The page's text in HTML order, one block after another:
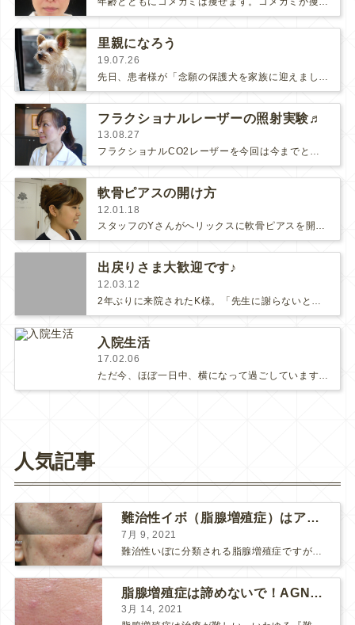
里親になろう
19.07.26
フラクショナルレーザーの照射実験♬
13.08.27
フラクショナルCO2レーザーを今回は今までと出力や照射のやり方をガラリと変えてやってみました♡今の所、赤みの出方は今までの方法…
軟骨ピアスの開け方
12.01.18
スタッフのYさんがへリックスに軟骨ピアスを開けました。とっても似合っていて可愛いですね！どんな風にピアッシングしてゆくか、順を…
出戻りさま大歓迎です♪
12.03.12
入院生活
17.02.06
ただ今、ほぼ一日中、横になって過ごしています。退屈で仕方がありません~_~;普段、やるべき事に追われる日々なので、最初は「休…
人気記事
難治性イボ（脂腺増殖症）はアグネスAGNESが効果的です！
7月 9, 2021
脂腺増殖症は諦めないで！AGNESアグネス治療でツルツル肌に！
3月 14, 2021